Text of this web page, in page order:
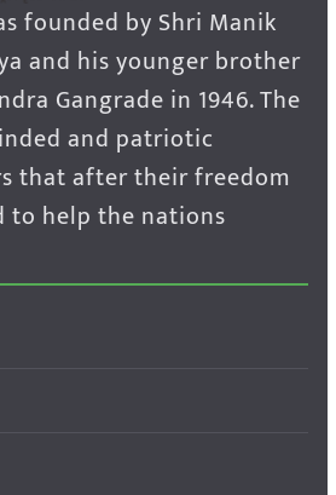
founded by Shri Manik
and his younger brother
Gangrade in 1946. The
and patriotic
that after their freedom
to help the nations